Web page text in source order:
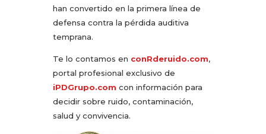
han convertido en la primera línea de
defensa contra la pérdida auditiva
temprana.
Te lo contamos en conRderuido.com,
portal profesional exclusivo de
iPDGrupo.com con información para
decidir sobre ruido, contaminación,
salud y convivencia.